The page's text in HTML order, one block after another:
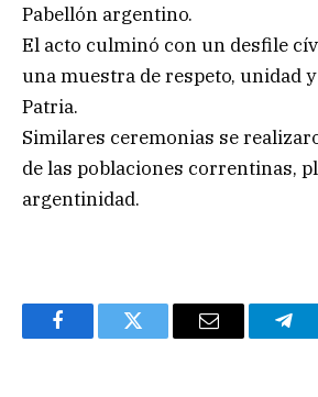
Pabellón argentino.
El acto culminó con un desfile
una muestra de respeto, unidad
Patria.
Similares ceremonias se
de las poblaciones correntinas,
argentinidad.
FacebookTwitter Email